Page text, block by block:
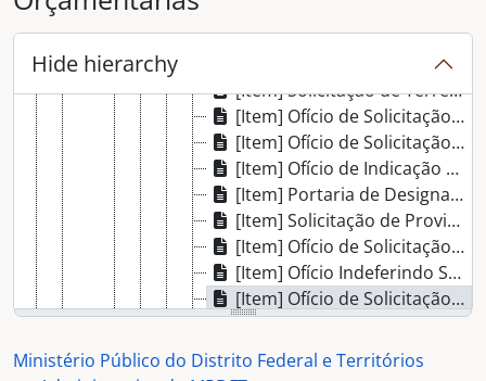
Hide hierarchy
[Dossiê] Construção do Edifício-Sede do MPDFT
[Grupo] Etapa I
[Subgrupo] Primeiras Iniciativas para a Construção
[Item] Solicitação de Terreno do Ministro da Justiça
[Item] Ofício de Solicitação de Área para a Construção
[Item] Ofício de Solicitação de Designação de Membro para a Comissão de Construção
[Item] Ofício de Indicação de Integrantes para a Comissão de Construção
[Item] Portaria de Designação da Comissão da Construção
[Item] Solicitação de Providências Orçamentárias
[Item] Ofício de Solicitação de Programação de Recursos para a Construção
[Item] Ofício Indeferindo Solicitação Recurso Financeiro para a Construção
[Item] Ofício de Solicitação de Novas Providências Orçamentárias
[Item] Ofício de Solicitação de Recursos Financeiros para a Construção
[Item] Ofício de Solicitação de Inclusão no Orçamento de Recursos para Construção
Ministério Público do Distrito Federal e Territórios